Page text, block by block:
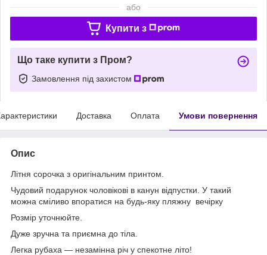
або
Купити з
Що таке купити з Пром?
Замовлення під захистом
Доставка Оплата Умови повернення
Опис
Літня сорочка з оригінальним принтом.
Чудовий подарунок чоловікові в канун відпустки. У такий
можна сміливо впоратися на будь-яку пляжну вечірку
Розмір уточнюйте.
Дуже зручна та приємна до тіла.
Легка рубаха — незамінна річ у спекотне літо!